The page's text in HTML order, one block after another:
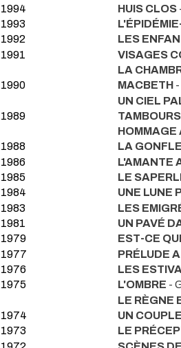
1994
HUIS CLOS
1993
1992
LES
1991
VISAGES
LA
1990
MACBETH
UN CIEL
1989
HOMMAGE
1988
LA GONFLE
1986
L'AMANTE
1985
LE
1984
UNE LUNE
1983
LES
1981
UN PAVÉ
1979
EST-CE
1977
PRÉLUDE
1976
LES
1975
L'OMBRE -
LE RÈGNE
1974
UN
1973
LE